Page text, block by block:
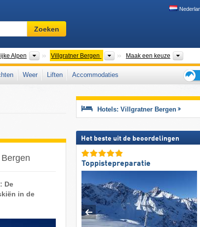
Skigebied,
regio,
…
Zoeken
Alpen Bergketens
Villgratner Bergen Bergketens
Maak een keuze
Weer Liften
Accommodaties
voor
De
in de
Hotels: Villgratner Bergen
Het beste uit de beoordelingen
Toppistepreparatie